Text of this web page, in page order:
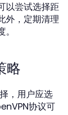
以尝试选择距
外，定期清理
略
，用户应选
协议可